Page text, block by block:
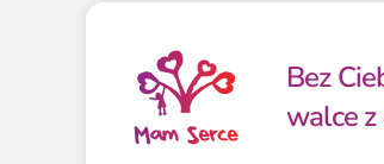
Bez
walce